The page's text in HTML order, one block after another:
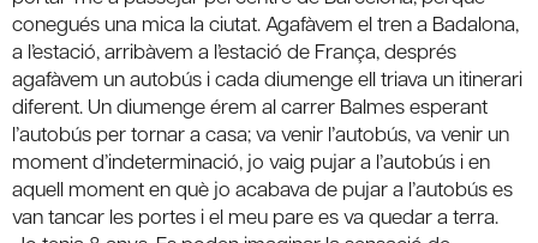
conegués una mica la ciutat. Agafàvem el tren a Badalona,
a l’estació, arribàvem a l’estació de França, després
agafàvem un autobús i cada diumenge ell triava un itinerari
diferent. Un diumenge érem al carrer Balmes esperant
l’autobús per tornar a casa; va venir l’autobús, va venir un
moment d’indeterminació, jo vaig pujar a l’autobús i en
aquell moment en què jo acabava de pujar a l’autobús es
van tancar les portes i el meu pare es va quedar a terra.